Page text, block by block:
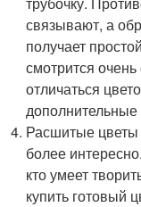
связывают, а
получает
смотрится
отличаться
Расшитые
более
кто умеет
купить готовый